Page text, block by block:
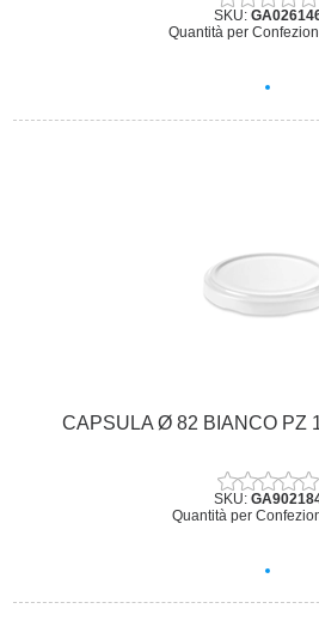
SKU:
Quantità per
CAPSULA Ø 82 BIANCO PZ
SKU:
Quantità per